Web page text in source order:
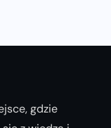
gdzie